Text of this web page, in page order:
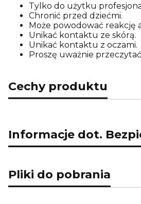
Tylko do użytku
Chronić przed dziećmi.
Może powodować reakcję
Unikać kontaktu ze skórą.
Unikać kontaktu z oczami.
Proszę uważnie
Cechy produktu
Informacje dot.
Pliki do pobrania